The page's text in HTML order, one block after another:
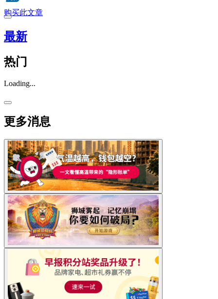
购买此文章
最新
热门
Loading...
更多消息